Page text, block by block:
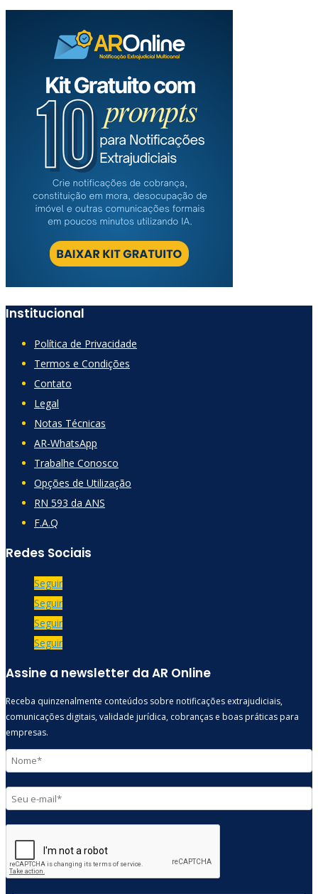
Institucional
Política de Privacidade
Termos e Condições
Contato
Legal
Notas Técnicas
AR-WhatsApp
Trabalhe Conosco
Opções de Utilização
RN 593 da ANS
F.A.Q
Redes Sociais
Seguir
Seguir
Seguir
Seguir
Assine a newsletter da AR Online
Receba quinzenalmente conteúdos sobre notificações extrajudiciais,
comunicações digitais, validade jurídica, cobranças e boas práticas para
empresas.